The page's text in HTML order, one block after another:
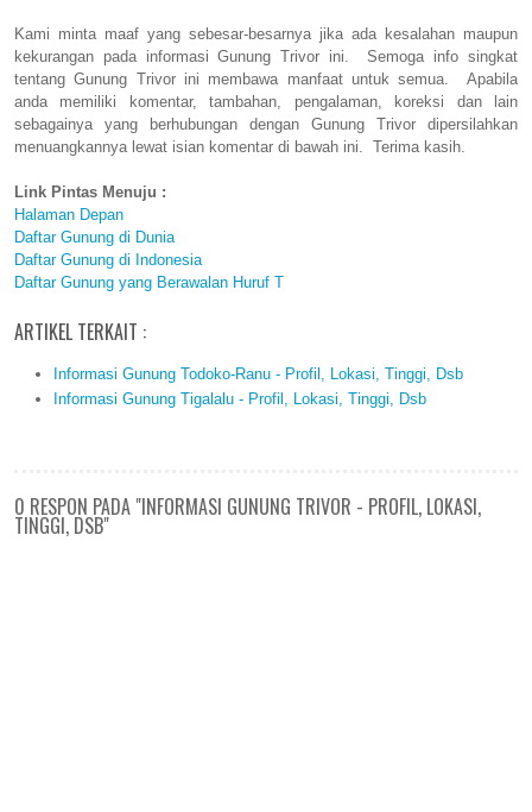
Kami minta maaf yang sebesar-besarnya jika ada kesalahan maupun
kekurangan pada informasi Gunung Trivor ini. Semoga info singkat
tentang Gunung Trivor ini membawa manfaat untuk semua. Apabila
anda memiliki komentar, tambahan, pengalaman, koreksi dan lain
sebagainya yang berhubungan dengan Gunung Trivor dipersilahkan
menuangkannya lewat isian komentar di bawah ini. Terima kasih.
Link Pintas Menuju :
Halaman Depan
Daftar Gunung di Dunia
Daftar Gunung di Indonesia
Daftar Gunung yang Berawalan Huruf T
ARTIKEL TERKAIT :
Informasi Gunung Todoko-Ranu - Profil, Lokasi, Tinggi, Dsb
Informasi Gunung Tigalalu - Profil, Lokasi, Tinggi, Dsb
0 RESPON PADA "INFORMASI GUNUNG TRIVOR - PROFIL, LOKASI,
TINGGI, DSB"